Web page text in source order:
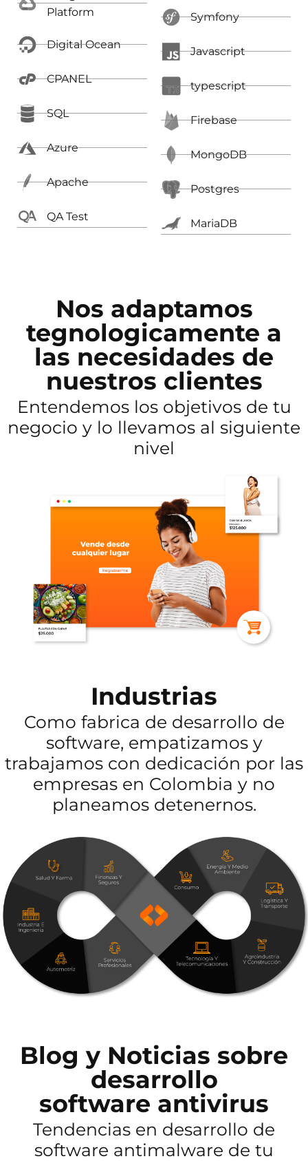
Platform
Digital Ocean
CPANEL
SQL
Azure
Apache
QA Test
Symfony
Javascript
typescript
Firebase
MongoDB
Postgres
MariaDB
Nos adaptamos
tegnologicamente a
las necesidades de
nuestros clientes
Entendemos los objetivos de tu
negocio y lo llevamos al siguiente
nivel
Industrias
Como fabrica de desarrollo de
software, empatizamos y
trabajamos con dedicación por las
empresas en Colombia y no
planeamos detenernos.
Blog y Noticias sobre
desarrollo
software antivirus
Tendencias en desarrollo de
software antimalware de tu